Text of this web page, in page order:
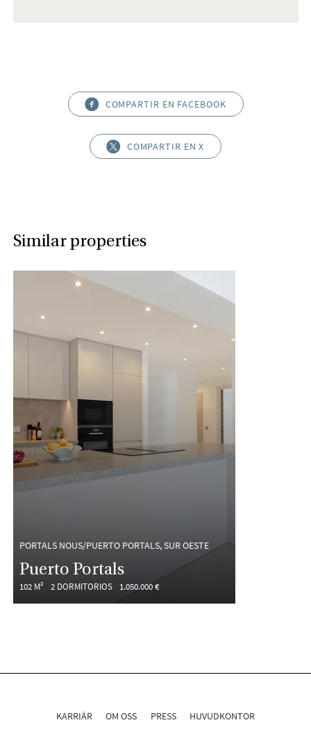
COMPARTIR EN FACEBOOK
COMPARTIR EN X
Similar properties
PORTALS NOUS/PUERTO PORTALS, SUR OESTE
Puerto Portals
102 M² 2 DORMITORIOS 1.050.000 €
KARRIÄR OM OSS PRESS HUVUDKONTOR